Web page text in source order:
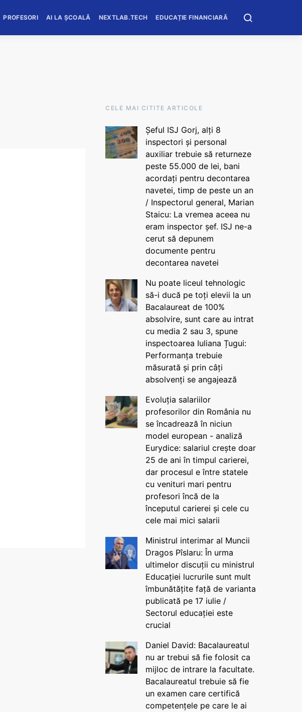
PROFESORI AI LA ȘCOALĂ NEXTLAB.TECH EDUCAȚIE FINANCIARĂ
CELE MAI CITITE ARTICOLE
Șeful ISJ Gorj, alți 8
inspectori și personal
auxiliar trebuie să returneze
peste 55.000 de lei, bani
acordați pentru decontarea
navetei, timp de peste un an
/ Inspectorul general, Marian
Staicu: La vremea aceea nu
eram inspector șef. ISJ ne-a
cerut să depunem
documente pentru
decontarea navetei
Nu poate liceul tehnologic
să-i ducă pe toți elevii la un
Bacalaureat de 100%
absolvire, sunt care au intrat
cu media 2 sau 3, spune
inspectoarea Iuliana Țugui:
Performanța trebuie
măsurată și prin câți
absolvenți se angajează
Evoluția salariilor
profesorilor din România nu
se încadrează în niciun
model european - analiză
Eurydice: salariul crește doar
25 de ani în timpul carierei,
dar procesul e între statele
cu venituri mari pentru
profesori încă de la
începutul carierei și cele cu
cele mai mici salarii
Ministrul interimar al Muncii
Dragos Pîslaru: În urma
ultimelor discuții cu ministrul
Educației lucrurile sunt mult
îmbunătățite față de varianta
publicată pe 17 iulie /
Sectorul educației este
crucial
Daniel David: Bacalaureatul
nu ar trebui să fie folosit ca
mijloc de intrare la facultate.
Bacalaureatul trebuie să fie
un examen care certifică
competențele pe care le ai